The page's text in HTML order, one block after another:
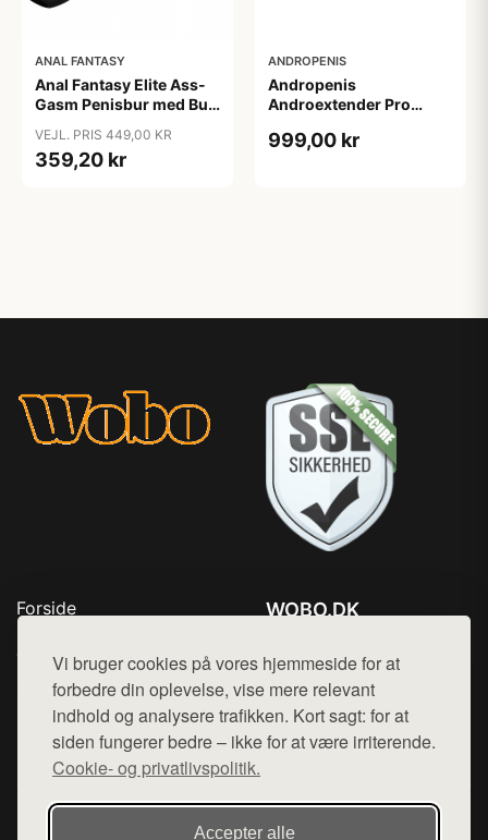
Vi bruger cookies på vores hjemmeside for at
forbedre din oplevelse, vise mere relevant
indhold og analysere trafikken. Kort sagt: for at
siden fungerer bedre – ikke for at være irriterende.
Cookie- og privatlivspolitik.
Accepter alle
ANAL FANTASY
Anal Fantasy Elite Ass-
Gasm Penisbur med Butt
VEJL. PRIS 449,00 KR
359,20 kr
ANDROPENIS
Andropenis
Androextender Pro
999,00 kr
Forside
Top Rabatter
Kontakt
WOBO.DK
Mail: hej@want.dk
Cookie- og privatlivspolitik
Denne side er en del af want.dk, der udgiver en række